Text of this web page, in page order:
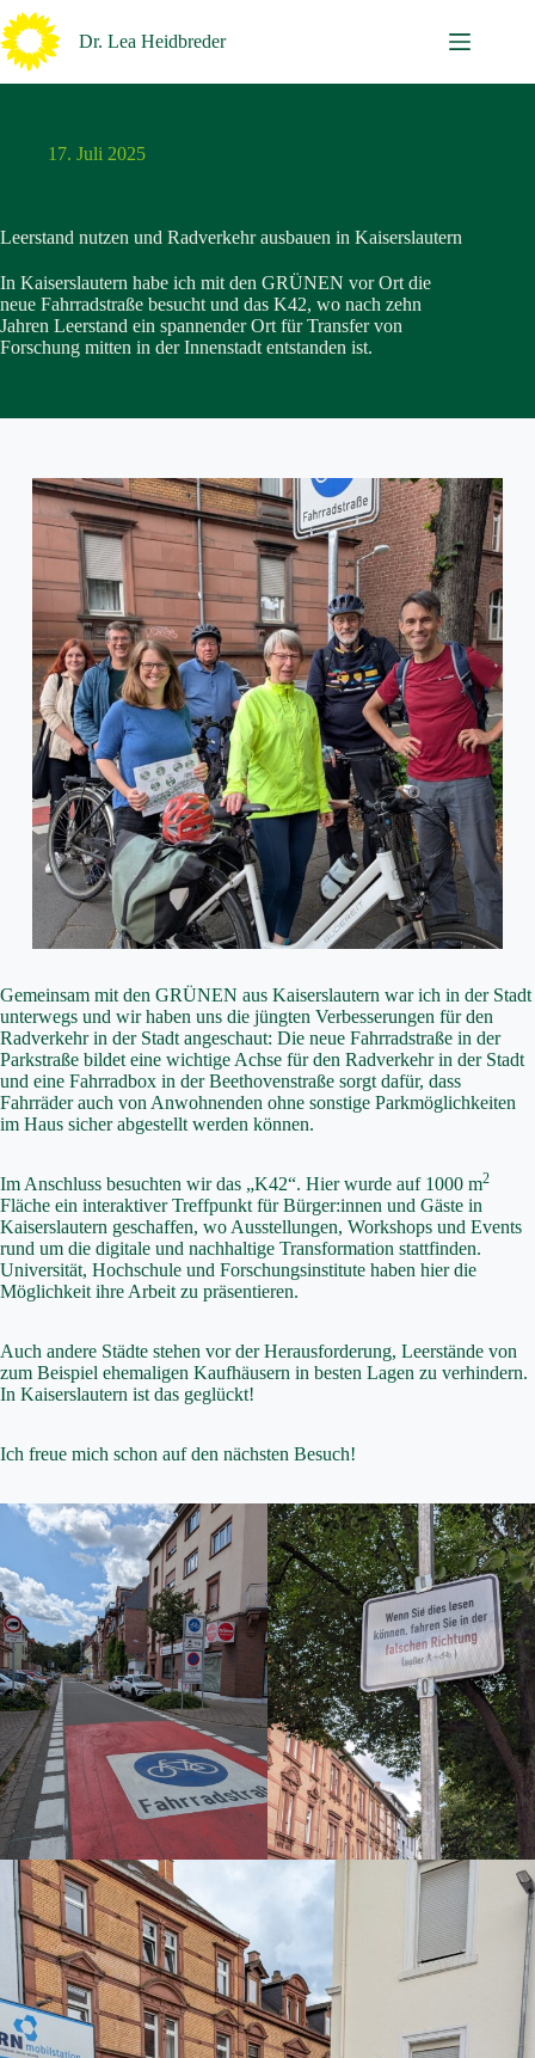
Zum
Inhalt
springen
Dr. Lea Heidbreder
17. Juli 2025
Leerstand nutzen und Radverkehr ausbauen in Kaiserslautern
In Kaiserslautern habe ich mit den GRÜNEN vor Ort die
neue Fahrradstraße besucht und das K42, wo nach zehn
Jahren Leerstand ein spannender Ort für Transfer von
Forschung mitten in der Innenstadt entstanden ist.
Gemeinsam mit den GRÜNEN aus Kaiserslautern war ich in der Stadt
unterwegs und wir haben uns die jüngten Verbesserungen für den
Radverkehr in der Stadt angeschaut: Die neue Fahrradstraße in der
Parkstraße bildet eine wichtige Achse für den Radverkehr in der Stadt
und eine Fahrradbox in der Beethovenstraße sorgt dafür, dass
Fahrräder auch von Anwohnenden ohne sonstige Parkmöglichkeiten
im Haus sicher abgestellt werden können.
Im Anschluss besuchten wir das „K42“. Hier wurde auf 1000 m2
Fläche ein interaktiver Treffpunkt für Bürger:innen und Gäste in
Kaiserslautern geschaffen, wo Ausstellungen, Workshops und Events
rund um die digitale und nachhaltige Transformation stattfinden.
Universität, Hochschule und Forschungsinstitute haben hier die
Möglichkeit ihre Arbeit zu präsentieren.
Auch andere Städte stehen vor der Herausforderung, Leerstände von
zum Beispiel ehemaligen Kaufhäusern in besten Lagen zu verhindern.
In Kaiserslautern ist das geglückt!
Ich freue mich schon auf den nächsten Besuch!